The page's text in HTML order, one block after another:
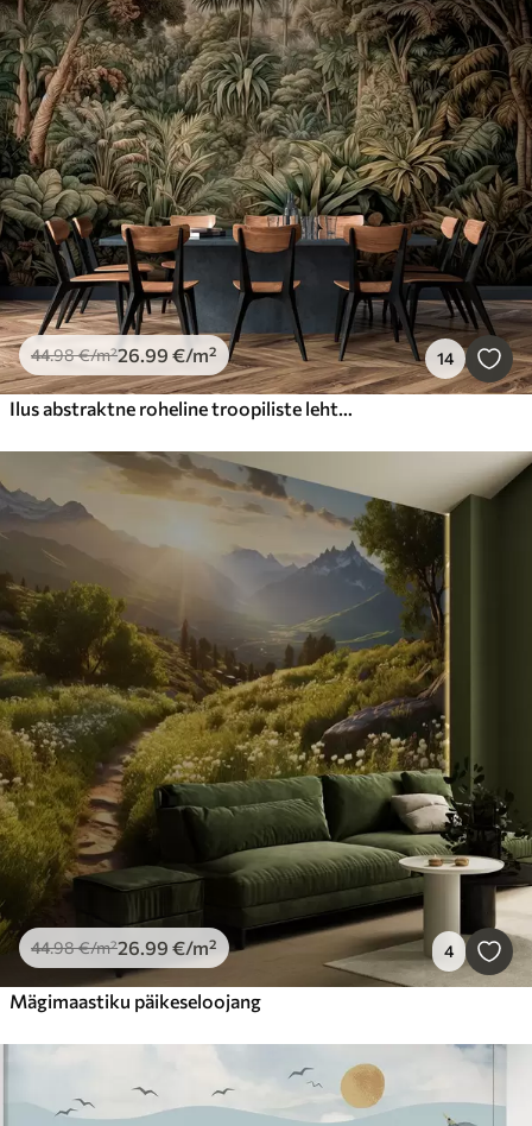
44.98€/m²26 .99 €/m² 14
44.98€/m²26 .99 €/m² 4
Mägimaastiku päikeseloojang